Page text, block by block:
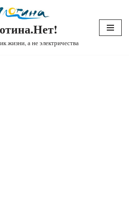
жизни, а не электричества